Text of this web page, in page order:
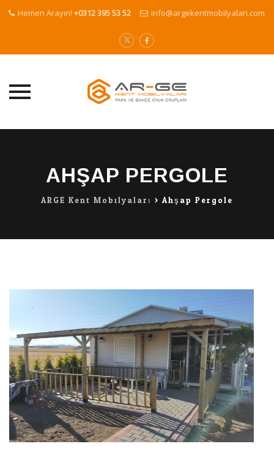
Hemen Arayın! +0312 395 53 52 info@argekentmobilyalari.com
AHŞAP PERGOLE
ARGE Kent Mobilyaları > Ahşap Pergole